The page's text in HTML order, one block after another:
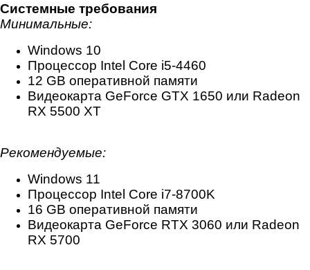
Системные требования
Минимальные:
Windows 10
Процессор Intel Core i5-4460
12 GB оперативной памяти
Видеокарта GeForce GTX 1650 или Radeon
RX 5500 XT
Рекомендуемые:
Windows 11
Процессор Intel Core i7-8700K
16 GB оперативной памяти
Видеокарта GeForce RTX 3060 или Radeon
RX 5700